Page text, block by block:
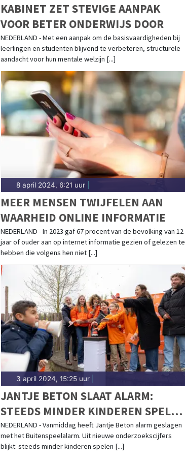
KABINET ZET STEVIGE AANPAK
VOOR BETER ONDERWIJS DOOR
NEDERLAND - Met een aanpak om de basisvaardigheden bij
leerlingen en studenten blijvend te verbeteren, structurele
aandacht voor hun mentale welzijn [...]
8 april 2024, 6:21 uur|
MEER MENSEN TWIJFELEN AAN
WAARHEID ONLINE INFORMATIE
NEDERLAND - In 2023 gaf 67 procent van de bevolking van 12
jaar of ouder aan op internet informatie gezien of gelezen te
hebben die volgens hen niet [...]
3 april 2024, 15:25 uur|
JANTJE BETON SLAAT ALARM:
STEEDS MINDER KINDEREN SPELEN
BUITEN!
NEDERLAND - Vanmiddag heeft Jantje Beton alarm geslagen
met het Buitenspeelalarm. Uit nieuwe onderzoekscijfers
blijkt: steeds minder kinderen spelen [...]